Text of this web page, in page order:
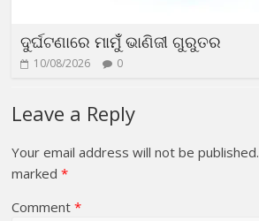
ଦୁର୍ଘଟଣାରେ ମାମୁଁଁ ଭାଣିଜୀ ଗୁରୁତର
10/08/2026 0
Leave a Reply
Your email address will not be published.
marked*
Comment*